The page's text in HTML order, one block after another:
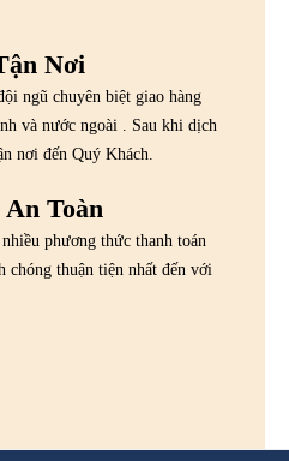
Nơi
ngũ chuyên biệt giao hàng
và nước ngoài . Sau khi dịch
nơi đến Quý Khách.
Toàn
phương thức thanh toán
chóng thuận tiện nhất đến với